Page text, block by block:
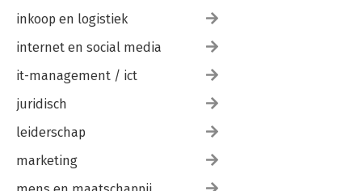
inkoop en logistiek
internet en social media
it-management / ict
juridisch
leiderschap
marketing